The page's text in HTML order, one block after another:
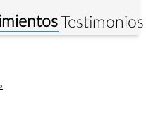
Testimonios